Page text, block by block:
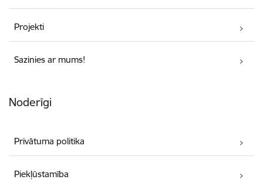
Projekti
Sazinies ar mums!
Noderīgi
Privātuma politika
Piekļūstamība